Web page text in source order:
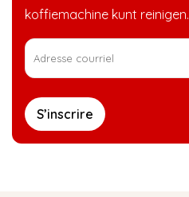
koffiemachine kunt reinigen.
S’inscrire